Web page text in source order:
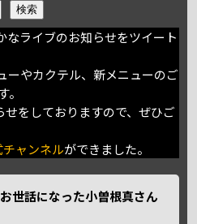
検索
なライブのお知らせをツイート
ーやカクテル、新メニューのご
せをしておりますので、ぜひご
ャンネルができました。
世話になった小曽根真さん